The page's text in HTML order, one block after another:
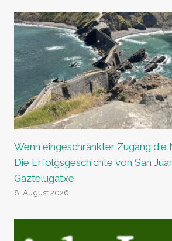
Wenn eingeschränkter Zugang die
Die Erfolgsgeschichte von San
Gaztelugatxe
8. August 2026